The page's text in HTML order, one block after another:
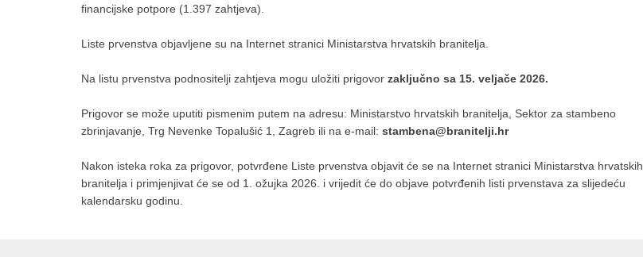
financijske potpore (1.397 zahtjeva).
Liste prvenstva objavljene su na Internet stranici Ministarstva hrvatskih branitelja.
Na listu prvenstva podnositelji zahtjeva mogu uložiti prigovor zaključno sa 15. veljače 2026.
Prigovor se može uputiti pismenim putem na adresu: Ministarstvo hrvatskih branitelja, Sektor za stambeno
zbrinjavanje, Trg Nevenke Topalušić 1, Zagreb ili na e-mail: stambena@branitelji.hr
Nakon isteka roka za prigovor, potvrđene Liste prvenstva objavit će se na Internet stranici Ministarstva hrvatskih
branitelja i primjenjivat će se od 1. ožujka 2026. i vrijedit će do objave potvrđenih listi prvenstava za slijedeću
kalendarsku godinu.